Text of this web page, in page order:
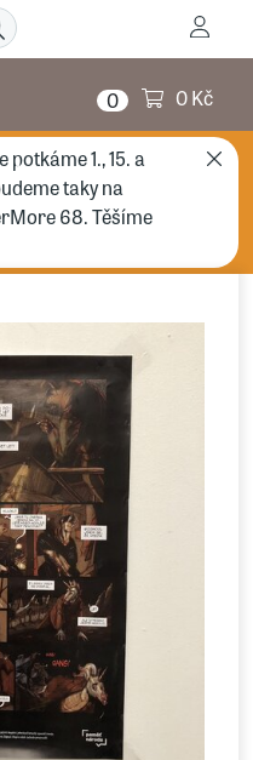
0 0 Kč
1., 15. a
taky na
68. Těšíme